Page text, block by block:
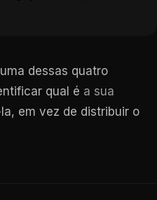
dessas quatro
qual é a sua
em vez de distribuir o